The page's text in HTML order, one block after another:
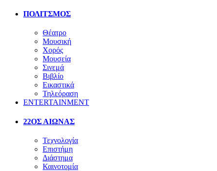
ΠΟΛΙΤΣΜΟΣ
Θέατρο
Μουσική
Χορός
Μουσεία
Σινεμά
Βιβλίο
Εικαστικά
Τηλεόραση
ENTERTAINMENT
22ΟΣ ΑΙΩΝΑΣ
Τεχνολογία
Επιστήμη
Διάστημα
Καινοτομία